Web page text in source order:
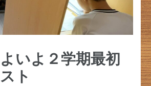
いよ２学期最初
ト